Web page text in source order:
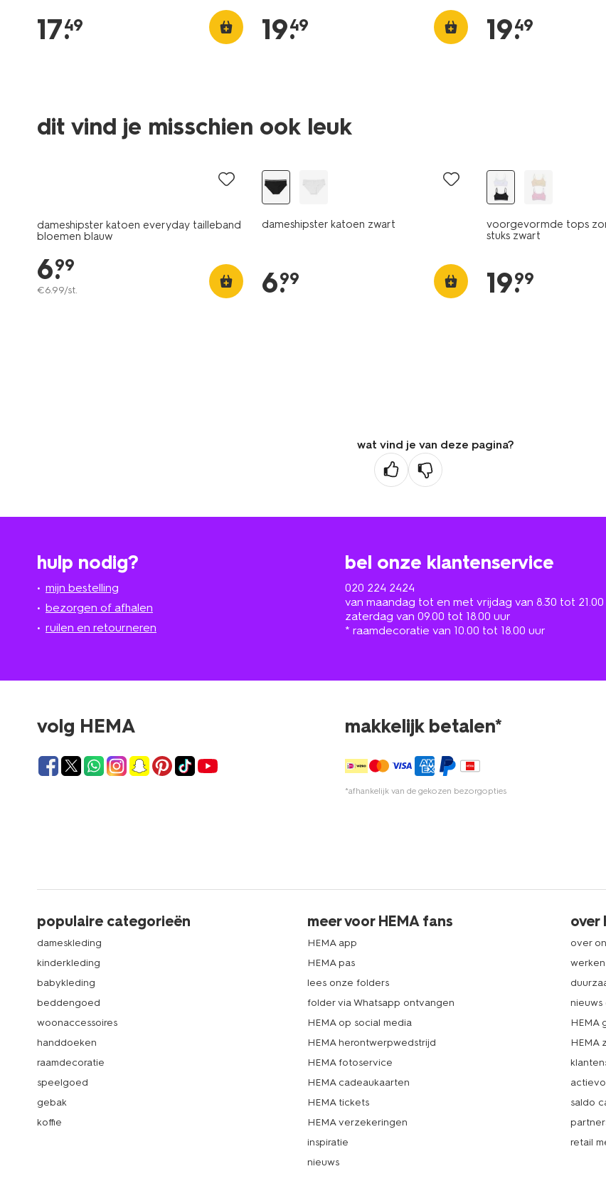
17.
49 19.
49 19.
49
dit vind je misschien ook leuk
dameshipster katoen everyday tailleband
bloemen blauw
6.
99
€6.99/st.
dameshipster katoen zwart
6.
99
voorgevormde tops
stuks zwart
19.
99
wat vind je van deze pagina?
hulp nodig?
mijn bestelling
bezorgen of afhalen
ruilen en retourneren
bel onze klantenservice
020 224 2424
van maandag tot en met vrijdag van 8.30 tot 21.00
zaterdag van 09.00 tot 18.00 uur
* raamdecoratie van 10.00 tot 18.00 uur
volg HEMA makkelijk betalen*
*afhankelijk van de gekozen bezorgopties
populaire categorieën
dameskleding
kinderkleding
babykleding
beddengoed
woonaccessoires
handdoeken
raamdecoratie
speelgoed
gebak
koffie
meer voor HEMA fans
HEMA app
HEMA pas
lees onze folders
folder via Whatsapp ontvangen
HEMA op social media
HEMA herontwerpwedstrijd
HEMA fotoservice
HEMA cadeaukaarten
HEMA tickets
HEMA verzekeringen
inspiratie
nieuws
over
over
nieuws
HEMA
HEMA
saldo
retail